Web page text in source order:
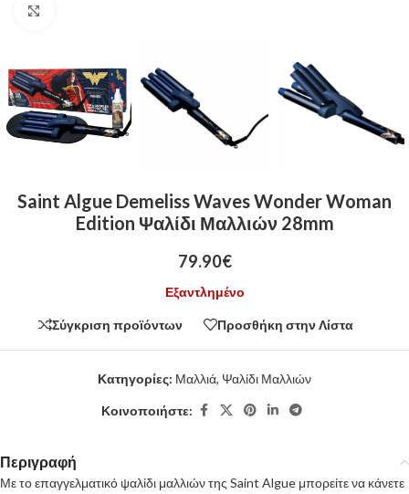
Saint Algue Demeliss Waves Wonder Woman
Edition Ψαλίδι Μαλλιών 28mm
79.90€
Εξαντλημένο
Σύγκριση προϊόντων Προσθήκη στην Λίστα
Κατηγορίες: Μαλλιά, Ψαλίδι Μαλλιών
Κοινοποιήστε:
Περιγραφή
Με το επαγγελματικό ψαλίδι μαλλιών της Saint Algue μπορείτε να κάνετε